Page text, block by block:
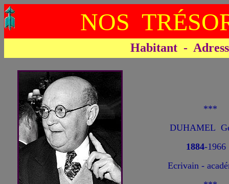
NOS
Habitant -
***
DUHAMEL
1884-1966
Ecrivain -